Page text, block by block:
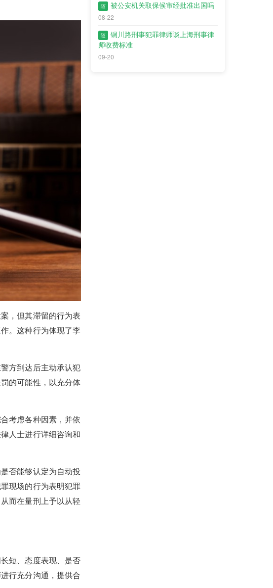
，但其滞留的行为表
。这种行为体现了李
方到达后主动承认犯
的可能性，以充分体
考虑各种因素，并依
人士进行详细咨询和
否能够认定为自动投
现场的行为表明犯罪
而在量刑上予以从轻
短、态度表现、是否
行充分沟通，提供合
随 被公安机关取保候审经批准出国吗
08-22
随
铜川路刑事犯罪律师谈上海刑事律
师收费标准
09-20